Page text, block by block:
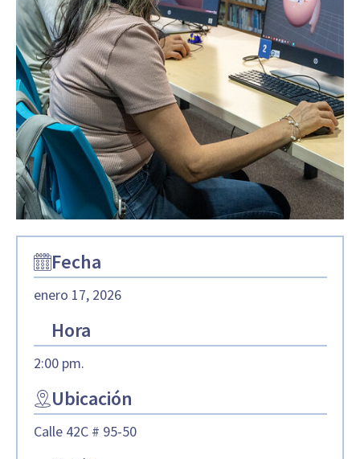
Fecha
enero 17, 2026
Hora
2:00 pm.
Ubicación
Calle 42C # 95-50